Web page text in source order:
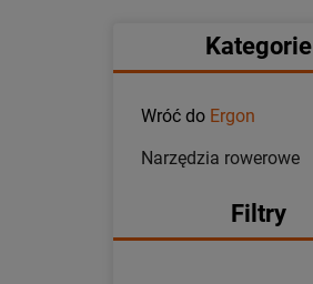
Kategorie
Wróć do Ergon
Narzędzia rowerowe
Filtry